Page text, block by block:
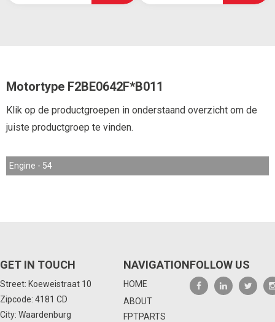
Motortype F2BE0642F*B011
Klik op de productgroepen in onderstaand overzicht om de
juiste productgroep te vinden.
Engine - 54
GET IN TOUCH
Street: Koeweistraat 10
Zipcode: 4181 CD
City: Waardenburg
NAVIGATION
HOME
ABOUT
FPTPARTS
FOLLOW US